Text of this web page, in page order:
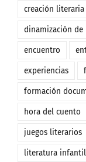
creación literaria
dinamización
encuentro
experiencias
formación
hora del cuento
juegos literarios
literatura infantil